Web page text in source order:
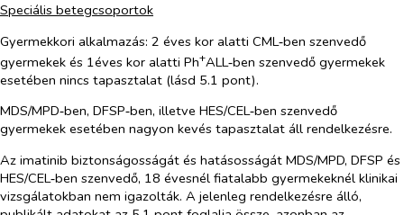
Speciális betegcsoportok
Gyermekkori alkalmazás: 2 éves kor alatti CML‑ben szenvedő
gyermekek és 1éves kor alatti Ph+ALL‑ben szenvedő gyermekek
esetében nincs tapasztalat (lásd 5.1 pont).
MDS/MPD‑ben, DFSP‑ben, illetve HES/CEL‑ben szenvedő
gyermekek esetében nagyon kevés tapasztalat áll rendelkezésre.
Az imatinib biztonságosságát és hatásosságát MDS/MPD, DFSP és
HES/CEL‑ben szenvedő, 18 évesnél fiatalabb gyermekeknél klinikai
vizsgálatokban nem igazolták. A jelenleg rendelkezésre álló,